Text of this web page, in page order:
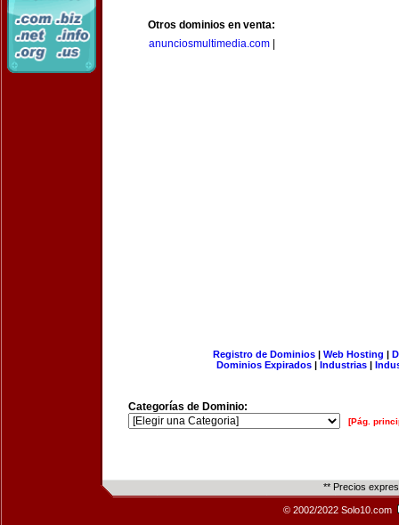
Otros dominios en venta:
anunciosmultimedia.com|
Registro de Dominios| Web Hosting |
Dominios Expirados | Industrias |
Categorías de Dominio:
[Pág.
** Precios
© 2002/2022 Solo10.com